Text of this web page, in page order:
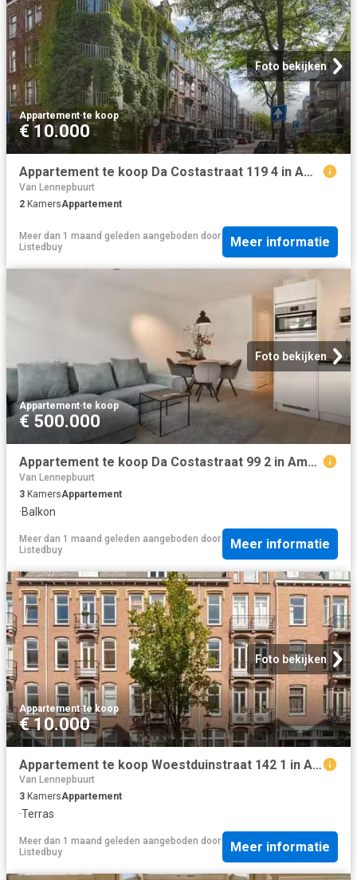
Foto bekijken
Appartement·te koop
€ 10.000
Appartement te koop Da Costastraat 119 4 in Amsterdam voor € 4.
Van Lennepbuurt
2 KamersAppartement
Meer dan 1 maand geleden aangeboden door
Listedbuy
Meer informatie
Foto bekijken
Appartement·te koop
€ 500.000
Appartement te koop Da Costastraat 99 2 in Amsterdam voor € 50.
Van Lennepbuurt
3 KamersAppartement
·Balkon
Meer dan 1 maand geleden aangeboden door
Listedbuy
Meer informatie
Foto bekijken
Appartement·te koop
€ 10.000
Appartement te koop Woestduinstraat 142 1 in Amsterdam voor €.
Van Lennepbuurt
3 KamersAppartement
·Terras
Meer dan 1 maand geleden aangeboden door
Listedbuy
Meer informatie